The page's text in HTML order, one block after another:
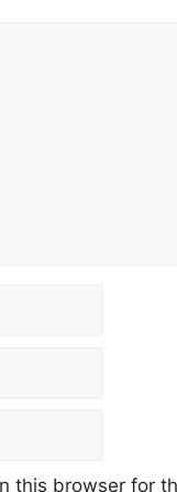
this browser for